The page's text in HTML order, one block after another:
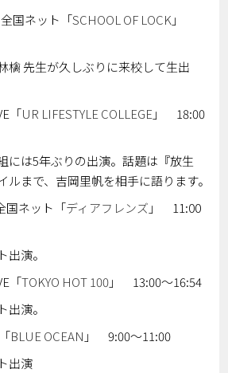
国ネット「SCHOOL OF LOCK 」
久しぶりに来校して生出
「UR LIFESTYLE COLLEGE 」 18:00
りの出演。話題は『放生
ルまで、吉岡里帆を相手に語ります。
国ネット「ディアフレンズ 」 11:00
。
「TOKYO HOT 100」 13:00～16:54
。
BLUE OCEAN 」 9:00～11:00
演